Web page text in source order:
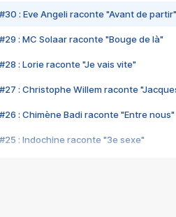
#30 : Eve Angeli raconte "Avant de partir"
#29 : MC Solaar raconte "Bouge de là"
#28 : Lorie raconte "Je vais vite"
#27 : Christophe Willem raconte
#26 : Chimène Badi raconte "Entre nous"
#25 : Indochine raconte "3e sexe"